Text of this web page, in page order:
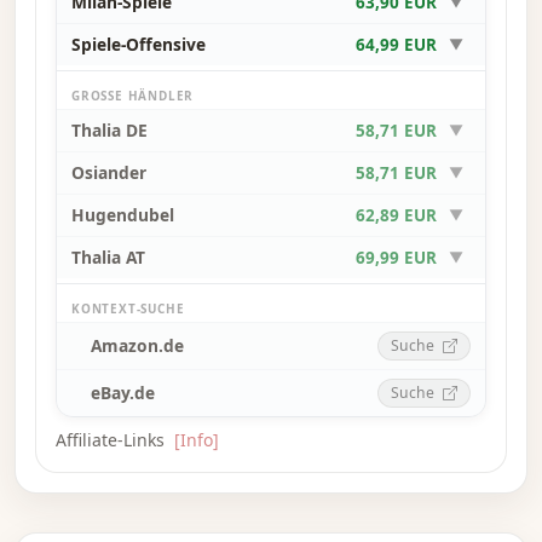
Endwertung ist der Spieler mit den meisten
Siegpunkten der Gewinner.
—Beschreibung des Verlags
Spiele-Offensive 64,99 EUR ▼
GROSSE HÄNDLER
Thalia DE 58,71 EUR ▼
Osiander 58,71 EUR ▼
Hugendubel 62,89 EUR ▼
Thalia AT 69,99 EUR ▼
KONTEXT-SUCHE
Amazon.de Suche
eBay.de Suche
Affiliate-Links [Info]